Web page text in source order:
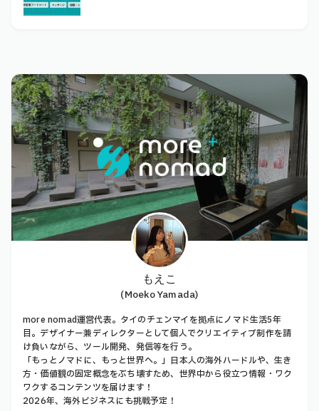
もえこ
(Moeko Yamada)
more nomad運営代表。タイのチェンマイを拠点にノマド生活5年
目。デザイナー兼ディレクターとして個人でクリエイティブ制作を請
け負いながら、ツール開発、発信等を行う。
「もっとノマドに、もっと世界へ。」日本人の海外ハードルや、生き
方・価値観の固定概念をぶち壊すため、世界中から役立つ情報・ワク
ワクするコンテンツを届けます！
2026年、海外ビジネスにも挑戦予定！